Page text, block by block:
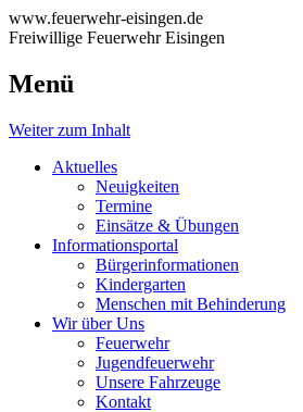
www.feuerwehr-eisingen.de
Freiwillige Feuerwehr Eisingen
Menü
Weiter zum Inhalt
Aktuelles
Neuigkeiten
Termine
Einsätze & Übungen
Informationsportal
Bürgerinformationen
Kindergarten
Menschen mit Behinderung
Wir über Uns
Feuerwehr
Jugendfeuerwehr
Unsere Fahrzeuge
Kontakt